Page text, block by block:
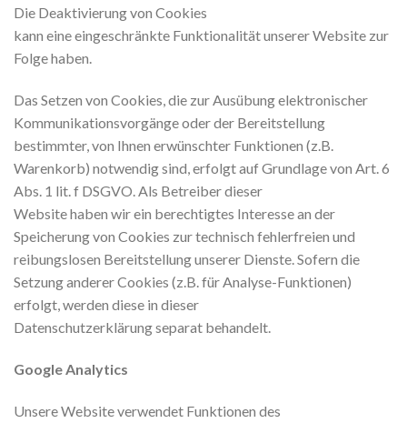
Die Deaktivierung von Cookies
kann eine eingeschränkte Funktionalität unserer Website zur
Folge haben.
Das Setzen von Cookies, die zur Ausübung elektronischer
Kommunikationsvorgänge oder der Bereitstellung
bestimmter, von Ihnen erwünschter Funktionen (z.B.
Warenkorb) notwendig sind, erfolgt auf Grundlage von Art. 6
Abs. 1 lit. f DSGVO. Als Betreiber dieser
Website haben wir ein berechtigtes Interesse an der
Speicherung von Cookies zur technisch fehlerfreien und
reibungslosen Bereitstellung unserer Dienste. Sofern die
Setzung anderer Cookies (z.B. für Analyse-Funktionen)
erfolgt, werden diese in dieser
Datenschutzerklärung separat behandelt.
Google Analytics
Unsere Website verwendet Funktionen des